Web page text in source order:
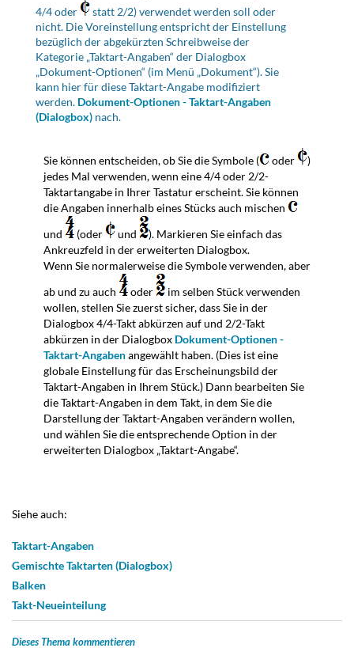
4/4 oder
statt 2/2) verwendet werden soll oder
nicht. Die Voreinstellung entspricht der Einstellung
bezüglich der abgekürzten Schreibweise der
Kategorie „Taktart-Angaben“ der Dialogbox
„Dokument-Optionen“ (im Menü „Dokument“). Sie
kann hier für diese Taktart-Angabe modifiziert
werden. Dokument-Optionen - Taktart-Angaben
(Dialogbox) nach.
Sie können entscheiden, ob Sie die Symbole ( oder
)
jedes Mal verwenden, wenn eine 4/4 oder 2/2-
Taktartangabe in Ihrer Tastatur erscheint. Sie können
die Angaben innerhalb eines Stücks auch mischen
und
(oder und
). Markieren Sie einfach das
Ankreuzfeld in der erweiterten Dialogbox.
Wenn Sie normalerweise die Symbole verwenden, aber
ab und zu auch
oder
im selben Stück verwenden
wollen, stellen Sie zuerst sicher, dass Sie in der
Dialogbox 4/4-Takt abkürzen auf und 2/2-Takt
abkürzen in der Dialogbox Dokument-Optionen -
Taktart-Angabenangewählt haben. (Dies ist eine
globale Einstellung für das Erscheinungsbild der
Taktart-Angaben in Ihrem Stück.) Dann bearbeiten Sie
die Taktart-Angaben in dem Takt, in dem Sie die
Darstellung der Taktart-Angaben verändern wollen,
und wählen Sie die entsprechende Option in der
erweiterten Dialogbox „Taktart-Angabe“.
Siehe auch:
Taktart-Angaben
Gemischte Taktarten (Dialogbox)
Balken
Takt-Neueinteilung
Dieses Thema kommentieren